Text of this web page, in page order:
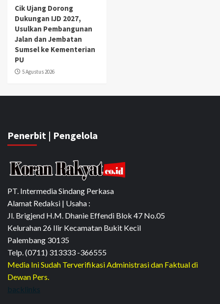
Cik Ujang Dorong
Dukungan IJD 2027,
Usulkan Pembangunan
Jalan dan Jembatan
Sumsel ke Kementerian
PU
5 Agustus 2026
Penerbit | Pengelola
PT. Intermedia Sindang Perkasa
Alamat Redaksi | Usaha :
Jl. Brigjend H.M. Dhanie Effendi Blok 47 No.05
Kelurahan 26 Ilir Kecamatan Bukit Kecil
Palembang 30135
Telp. (0711) 313333 -366555
Media Ini Sudah Terverifikasi Administrasi dan Faktual di
Dewan Pers.
backlinks